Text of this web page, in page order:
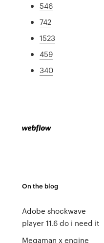
546
742
1523
459
340
On the blog
Adobe shockwave
player 11.6 do i need it
Megaman x engine